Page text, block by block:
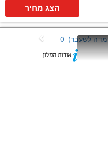
הצג מחיר
אודות המלון